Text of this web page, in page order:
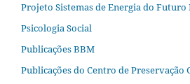
Projeto Sistemas de Energia do
Psicologia Social
Publicações BBM
Publicações do Centro de Preservação